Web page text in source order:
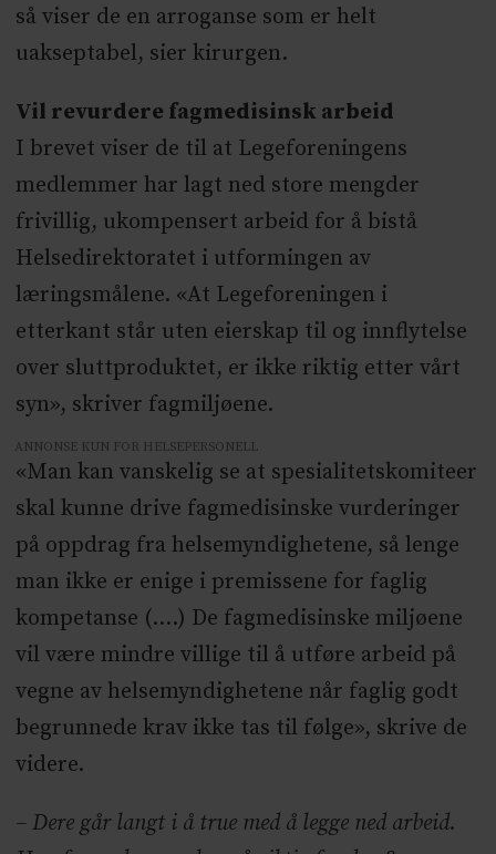
så viser de en arroganse som er helt
uakseptabel, sier kirurgen.
Vil revurdere fagmedisinsk arbeid
I brevet viser de til at Legeforeningens
medlemmer har lagt ned store mengder
frivillig, ukompensert arbeid for å bistå
Helsedirektoratet i utformingen av
læringsmålene. «At Legeforeningen i
etterkant står uten eierskap til og innflytelse
over sluttproduktet, er ikke riktig etter vårt
syn», skriver fagmiljøene.
ANNONSE KUN FOR HELSEPERSONELL
«Man kan vanskelig se at spesialitetskomiteer
skal kunne drive fagmedisinske vurderinger
på oppdrag fra helsemyndighetene, så lenge
man ikke er enige i premissene for faglig
kompetanse (....) De fagmedisinske miljøene
vil være mindre villige til å utføre arbeid på
vegne av helsemyndighetene når faglig godt
begrunnede krav ikke tas til følge», skrive de
videre.
– Dere går langt i å true med å legge ned arbeid.